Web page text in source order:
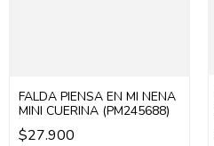
FALDA PIENSA EN MI NENA
MINI CUERINA (PM245688)
$27.900